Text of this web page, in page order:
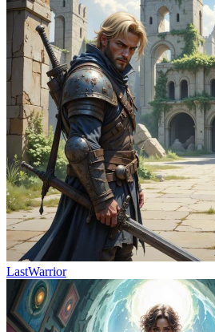
LastWarrior